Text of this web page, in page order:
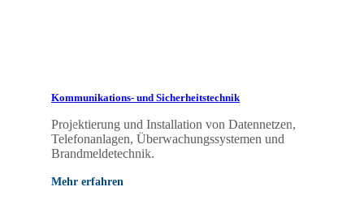
Kommunikations- und Sicherheitstechnik
Projektierung und Installation von Datennetzen,
Telefonanlagen, Überwachungssystemen und
Brandmeldetechnik.
Mehr erfahren